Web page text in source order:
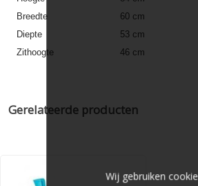
Breedte
60 cm
Diepte
53 cm
Zithoogte
46 cm
Kunststof materiaal
polypropyleen
Armleggerhoogte
65 cm
Gerelateerde producten
Wij gebruiken